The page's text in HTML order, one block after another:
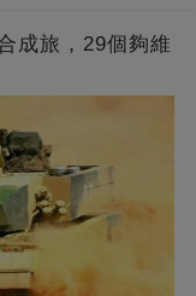
成旅，29個夠維